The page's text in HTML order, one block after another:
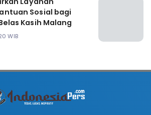
Sosial bagi
Kasih Malang
WIB